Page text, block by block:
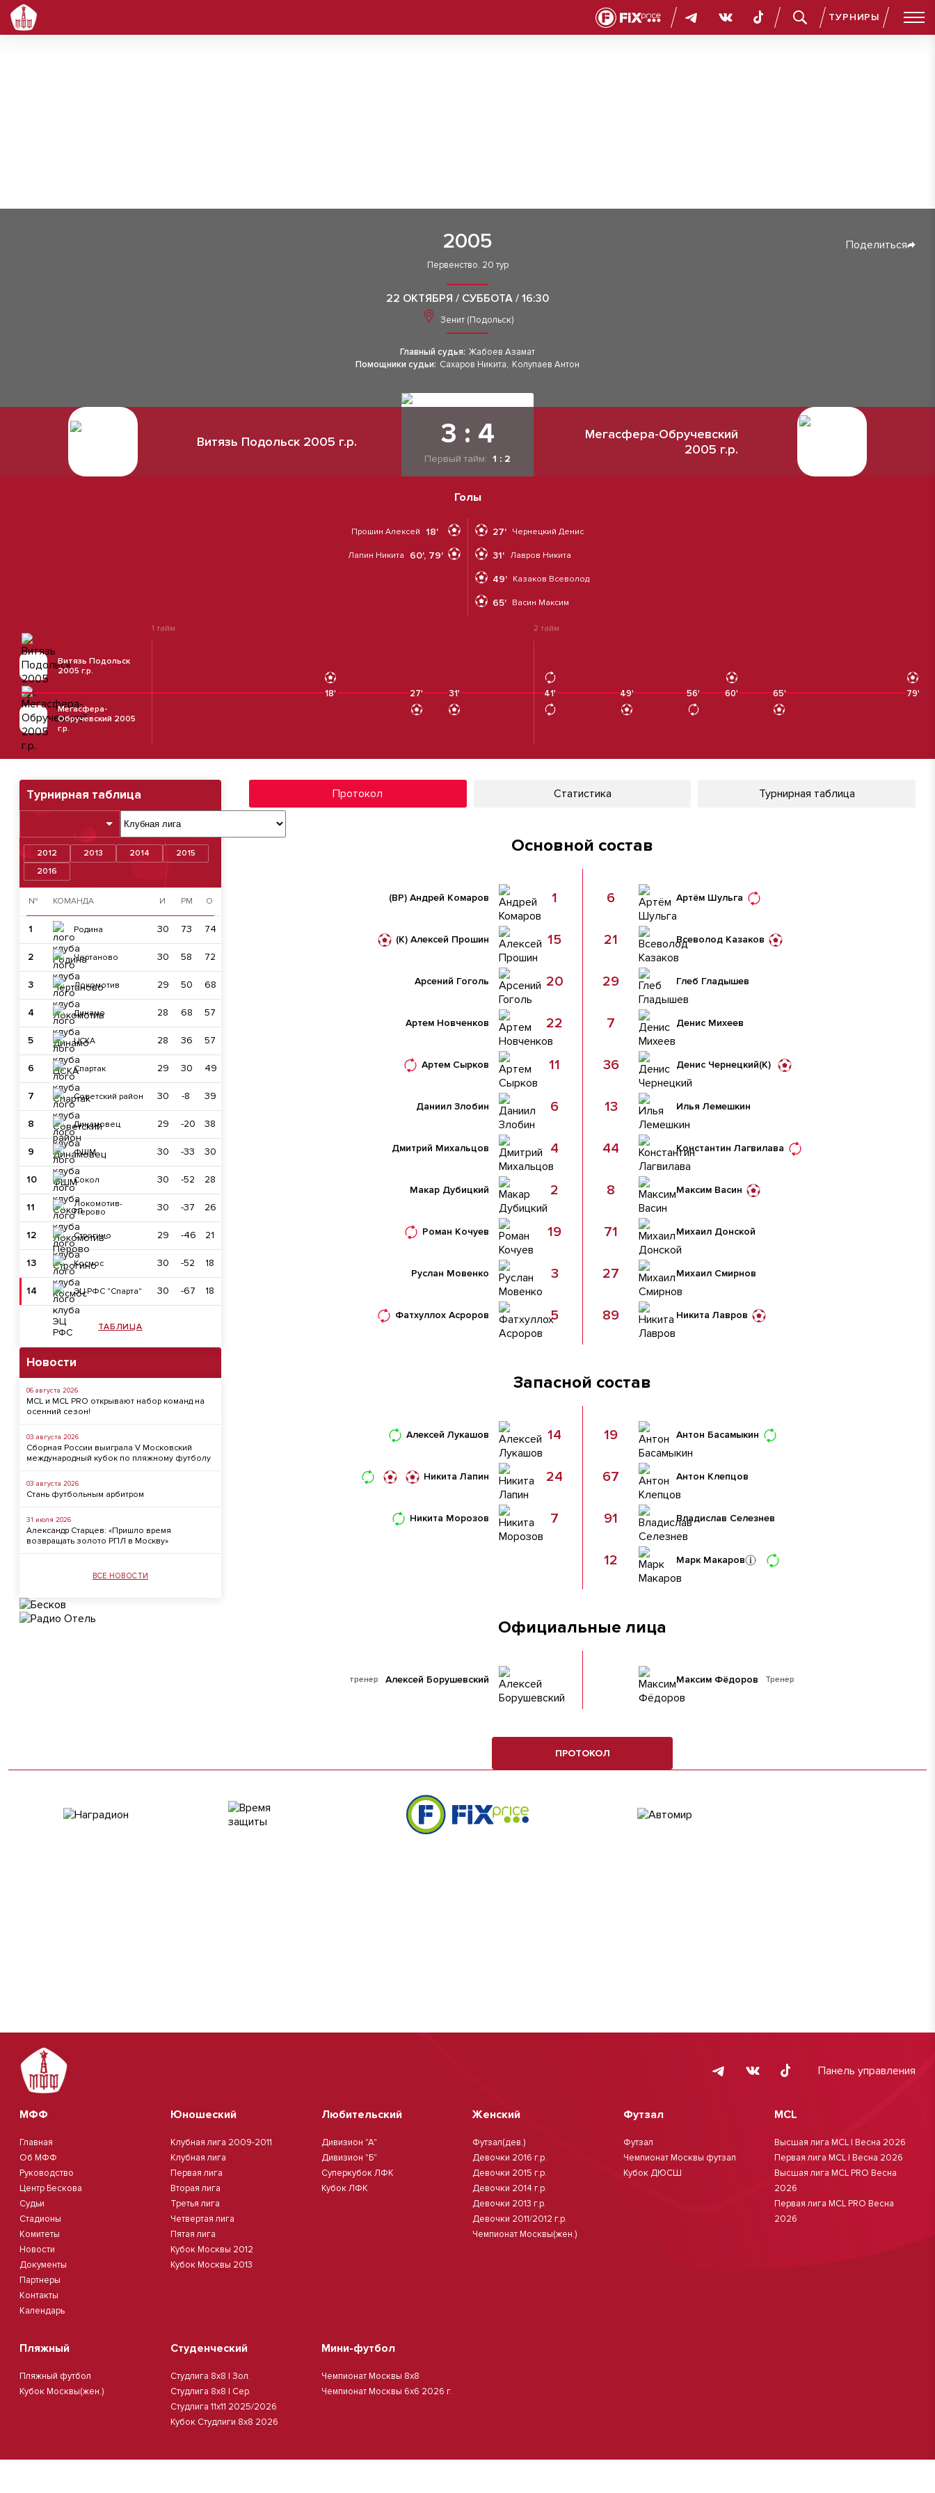
ТУРНИРЫ
2005 Поделиться
Первенство. 20 тур
22 ОКТЯБРЯ / СУББОТА / 16:30
Зенит (Подольск)
Главный судья: Жабоев Азамат
Помощники судьи: Сахаров Никита, Колупаев Антон
Витязь Подольск 2005 г.р. 3 : 4
Первый тайм: 1 : 2
Мегасфера-Обручевский
2005 г.р.
Голы
Прошин Алексей 18'
Лапин Никита 60', 79'
Чернецкий Денис
27'
Лавров Никита
31'
Казаков Всеволод
49'
Васин Максим
65'
Витязь Подольск
2005 г.р.
1 тайм 2 тайм
18' 27' 31' 41'
41' 49' 56' 60' 65' 79'
Мегасфера-
Обручевский 2005
г.р.
Турнирная таблица
2012 2013 2014
2015
2016
№ КОМАНДА И РМ О
1 Родина 30 73 74
2 Чертаново 30 58 72
3 Локомотив 29 50 68
4 Динамо 28 68 57
5 ЦСКА 28 36 57
6 Спартак 29 30 49
7 Советский район 30 -8 39
8 Динамовец 29 -20 38
9 ФШМ 30 -33 30
10 Сокол 30 -52 28
11
Локомотив-
Перово
30 -37 26
12 Строгино 29 -46 21
13 Космос 30 -52 18
14 ЭЦ РФС "Спарта" 30 -67 18
ТАБЛИЦА
Новости
06 августа 2026
MCL и MCL PRO открывают набор команд на
осенний сезон!
03 августа 2026
Сборная России выиграла V Московский
международный кубок по пляжному футболу
03 августа 2026
Стань футбольным арбитром
31 июля 2026
Александр Старцев: «Пришло время
возвращать золото РПЛ в Москву»
ВСЕ НОВОСТИ
Протокол Статистика Турнирная таблица
Основной состав
Андрей Комаров
(ВР) 1
Алексей Прошин
(К) 15
Арсений Гоголь 20
Артем Новченков 22
Артем Сырков 11
Даниил Злобин 6
Дмитрий Михальцов 4
Макар Дубицкий 2
Роман Кочуев 19
Руслан Мовенко 3
Фатхуллох Асроров 5
Артём Шульга
6
Всеволод Казаков
21
Глеб Гладышев
29
Денис Михеев
7
Денис Чернецкий(К)
36
Илья Лемешкин
13
Константин Лагвилава
44
Максим Васин
8
Михаил Донской
71
Михаил Смирнов
27
Никита Лавров
89
Запасной состав
Алексей Лукашов 14
Никита Лапин 24
Никита Морозов 7
Антон Басамыкин
19
Антон Клепцов
67
Владислав Селезнев
91
Марк Макаров
12
Официальные лица
тренер Алексей Борушевский Тренер
Максим Фёдоров
ПРОТОКОЛ
Панель управления
МФФ
Главная
Об МФФ
Руководство
Центр Бескова
Судьи
Стадионы
Комитеты
Новости
Документы
Партнеры
Контакты
Календарь
Юношеский
Клубная лига 2009-2011
Клубная лига
Первая лига
Вторая лига
Третья лига
Четвертая лига
Пятая лига
Кубок Москвы 2012
Кубок Москвы 2013
Любительский
Дивизион "А"
Дивизион "Б"
Суперкубок ЛФК
Кубок ЛФК
Женский
Футзал(дев.)
Девочки 2016 г.р.
Девочки 2015 г.р.
Девочки 2014 г.р.
Девочки 2013 г.р.
Девочки 2011/2012 г.р.
Чемпионат Москвы(жен.)
Футзал
Футзал
Чемпионат Москвы футзал
Кубок ДЮСШ
MCL
Высшая лига MCL | Весна 2026
Первая лига MCL | Весна 2026
Высшая лига MCL PRO Весна
2026
Первая лига MCL PRO Весна
2026
Пляжный
Пляжный футбол
Кубок Москвы(жен.)
Студенческий
Студлига 8х8 | Зол.
Студлига 8х8 | Сер.
Студлига 11х11 2025/2026
Кубок Студлиги 8х8 2026
Мини-футбол
Чемпионат Москвы 8х8
Чемпионат Москвы 6х6 2026 г.